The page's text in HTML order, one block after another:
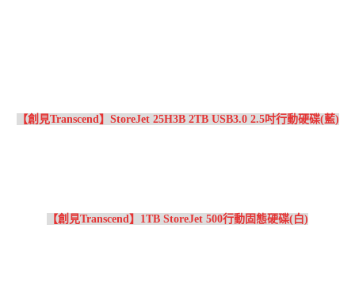
【創見Transcend】StoreJet 25H3B 2TB USB3.0 2.5吋行動硬碟(藍)
【創見Transcend】1TB StoreJet 500行動固態硬碟(白)